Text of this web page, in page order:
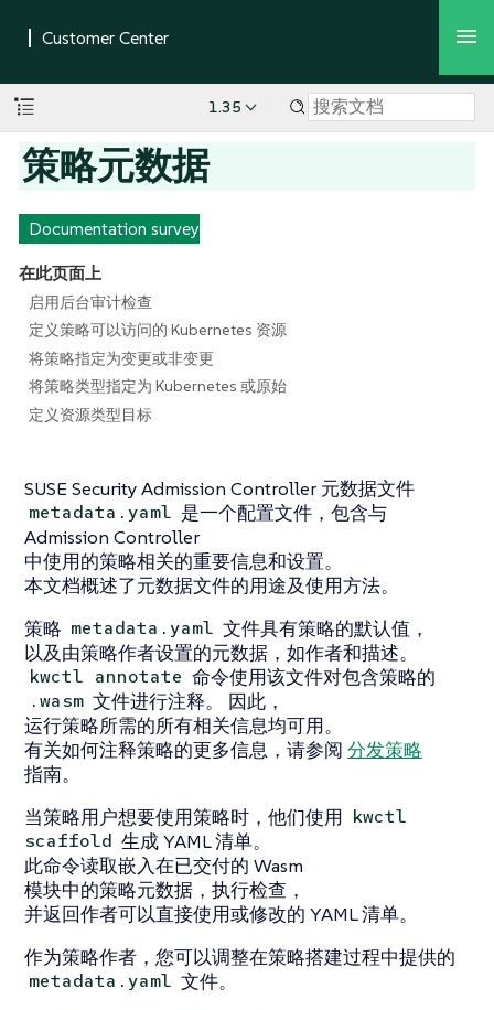
1.35
策略元数据
Documentation survey
在此页面上
启用后台审计检查
定义策略可以访问的 Kubernetes 资源
将策略指定为变更或非变更
将策略类型指定为 Kubernetes 或原始
定义资源类型目标
SUSE Security Admission Controller 元数据文件
metadata.yaml 是一个配置文件，包含与
Admission Controller
中使用的策略相关的重要信息和设置。
本文档概述了元数据文件的用途及使用方法。
策略 metadata.yaml 文件具有策略的默认值，
以及由策略作者设置的元数据，如作者和描述。
kwctl annotate 命令使用该文件对包含策略的
.wasm 文件进行注释。 因此，
运行策略所需的所有相关信息均可用。
有关如何注释策略的更多信息，请参阅 分发策略
指南。
当策略用户想要使用策略时，他们使用 kwctl
scaffold 生成 YAML 清单。
此命令读取嵌入在已交付的 Wasm
模块中的策略元数据，执行检查，
并返回作者可以直接使用或修改的 YAML 清单。
作为策略作者，您可以调整在策略搭建过程中提供的
metadata.yaml 文件。